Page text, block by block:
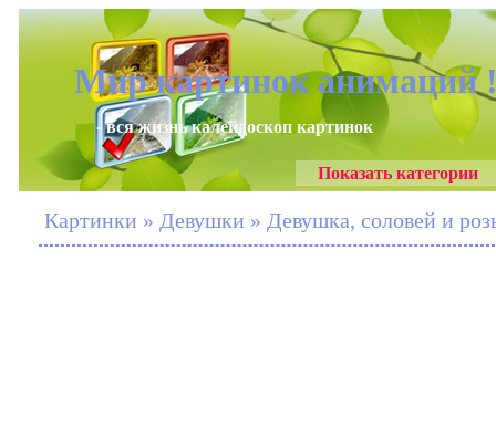
Мир картинок анимаций
- вся жизнь калейдоскоп картинок
Показать категории
Картинки » Девушки » Девушка, соловей и